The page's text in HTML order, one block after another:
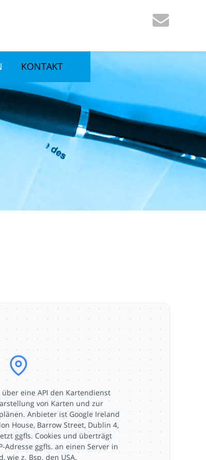
KONTAKT
eine API den Kartendienst
von Karten und zur
Anbieter ist Google Ireland
House, Barrow Street, Dublin 4,
ggfls. Cookies und überträgt
Adresse ggfls. an einen Server in
wie z. Bsp. den USA.